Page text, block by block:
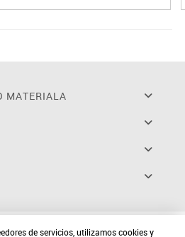
MATERIALA
de servicios, utilizamos cookies y